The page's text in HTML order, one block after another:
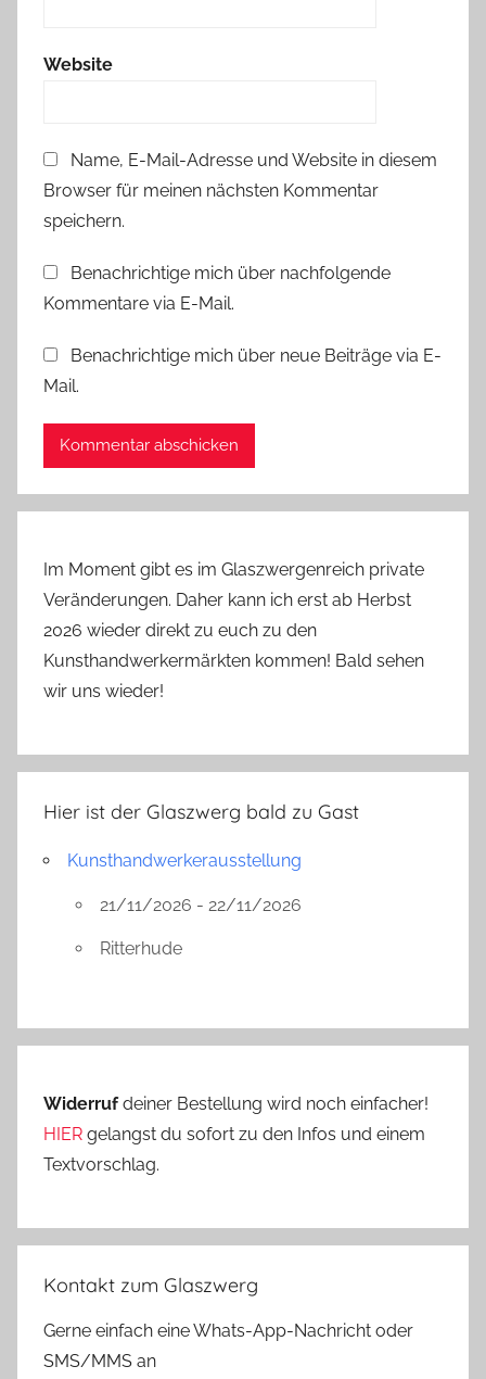
Website
Name, E-Mail-Adresse und Website in diesem
Browser für meinen nächsten Kommentar
speichern.
Benachrichtige mich über nachfolgende
Kommentare via E-Mail.
Benachrichtige mich über neue Beiträge via E-
Mail.
Im Moment gibt es im Glaszwergenreich private
Veränderungen. Daher kann ich erst ab Herbst
2026 wieder direkt zu euch zu den
Kunsthandwerkermärkten kommen! Bald sehen
wir uns wieder!
Hier ist der Glaszwerg bald zu Gast
Kunsthandwerkerausstellung
21/11/2026 - 22/11/2026
Ritterhude
Widerrufdeiner Bestellung wird noch einfacher!
HIER gelangst du sofort zu den Infos und einem
Textvorschlag.
Kontakt zum Glaszwerg
Gerne einfach eine Whats-App-Nachricht oder
SMS/MMS an